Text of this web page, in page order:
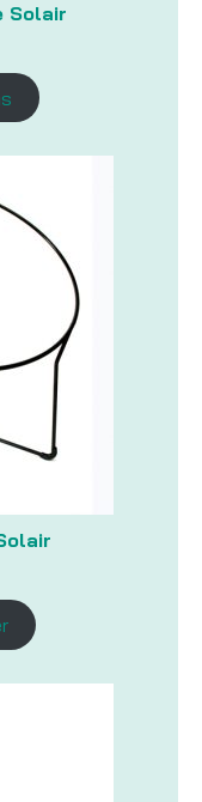
Solair